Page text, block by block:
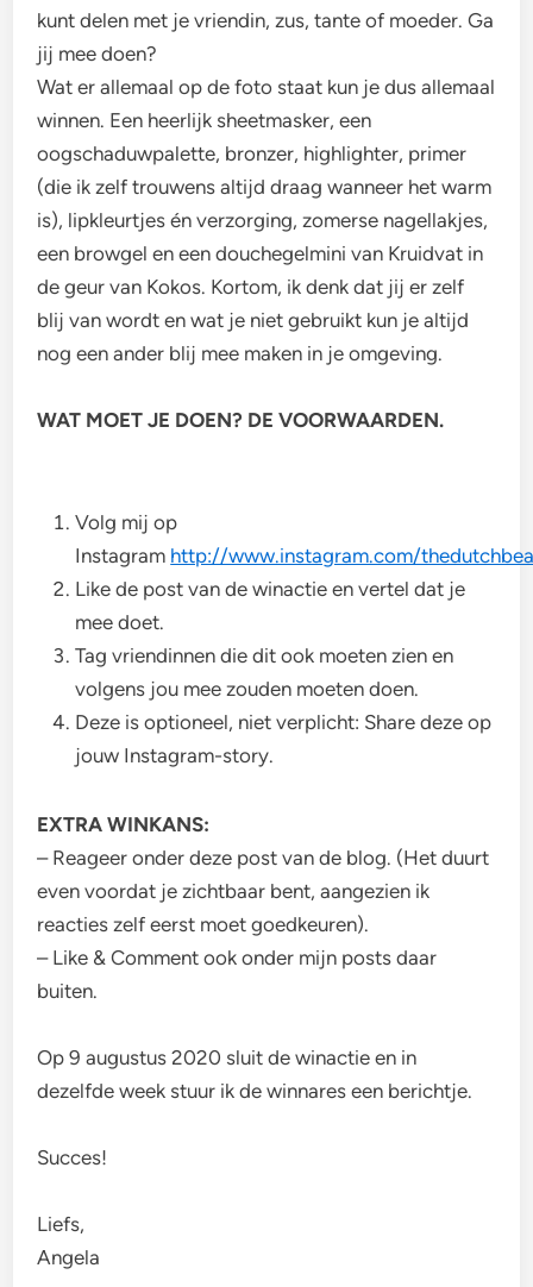
kunt delen met je vriendin, zus, tante of moeder. Ga
jij mee doen?
Wat er allemaal op de foto staat kun je dus allemaal
winnen. Een heerlijk sheetmasker, een
oogschaduwpalette, bronzer, highlighter, primer
(die ik zelf trouwens altijd draag wanneer het warm
is), lipkleurtjes én verzorging, zomerse nagellakjes,
een browgel en een douchegelmini van Kruidvat in
de geur van Kokos. Kortom, ik denk dat jij er zelf
blij van wordt en wat je niet gebruikt kun je altijd
nog een ander blij mee maken in je omgeving.
WAT MOET JE DOEN? DE VOORWAARDEN.
Volg mij op
Instagram http://www.instagram.com/
Like de post van de winactie en vertel dat je
mee doet.
Tag vriendinnen die dit ook moeten zien en
volgens jou mee zouden moeten doen.
Deze is optioneel, niet verplicht: Share deze op
jouw Instagram-story.
EXTRA WINKANS:
– Reageer onder deze post van de blog. (Het duurt
even voordat je zichtbaar bent, aangezien ik
reacties zelf eerst moet goedkeuren).
– Like & Comment ook onder mijn posts daar
buiten.
Op 9 augustus 2020 sluit de winactie en in
dezelfde week stuur ik de winnares een berichtje.
Succes!
Liefs,
Angela